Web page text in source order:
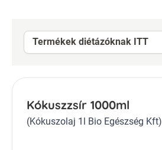
Termékek diétázóknak ITT
Kókuszzsír 1000ml
(Kókuszolaj 1l Bio Egészség Kft)